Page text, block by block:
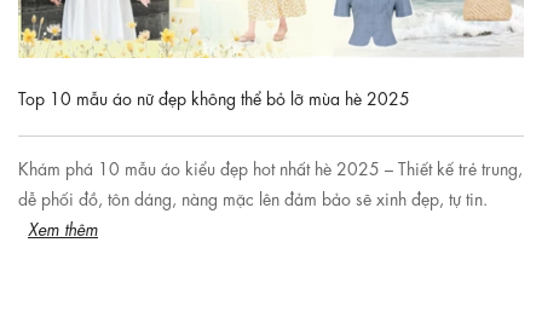
Top 10 mẫu áo nữ đẹp không thể bỏ lỡ mùa hè 2025
Khám phá 10 mẫu áo kiểu đẹp hot nhất hè 2025 – Thiết kế trẻ trung,
dễ phối đồ, tôn dáng, nàng mặc lên đảm bảo sẽ xinh đẹp, tự tin.
Xem thêm